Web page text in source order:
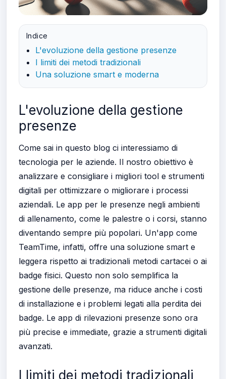
Indice
L'evoluzione della gestione presenze
I limiti dei metodi tradizionali
Una soluzione smart e moderna
L'evoluzione della gestione
presenze
Come sai in questo blog ci interessiamo di
tecnologia per le aziende. Il nostro obiettivo è
analizzare e consigliare i migliori tool e strumenti
digitali per ottimizzare o migliorare i processi
aziendali. Le app per le presenze negli ambienti
di allenamento, come le palestre o i corsi, stanno
diventando sempre più popolari. Un'app come
TeamTime, infatti, offre una soluzione smart e
leggera rispetto ai tradizionali metodi cartacei o ai
badge fisici. Questo non solo semplifica la
gestione delle presenze, ma riduce anche i costi
di installazione e i problemi legati alla perdita dei
badge. Le app di rilevazioni presenze sono ora
più precise e immediate, grazie a strumenti digitali
avanzati.
I limiti dei metodi tradizionali